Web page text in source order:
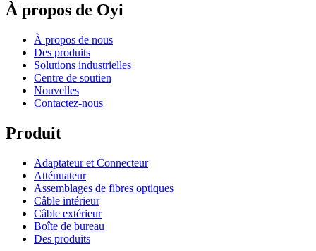
À propos de Oyi
À propos de nous
Des produits
Solutions industrielles
Centre de soutien
Nouvelles
Contactez-nous
Produit
Adaptateur et Connecteur
Atténuateur
Assemblages de fibres optiques
Câble intérieur
Câble extérieur
Boîte de bureau
Des produits